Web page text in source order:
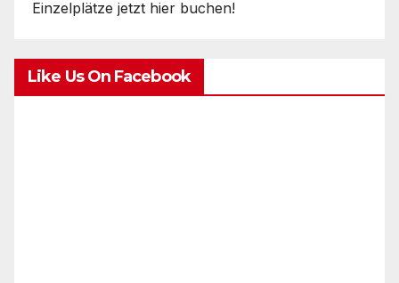
Einzelplätze jetzt hier buchen!
Like Us On Facebook